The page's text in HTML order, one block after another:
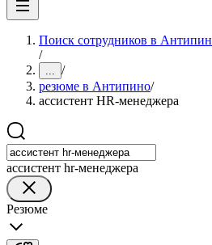
Поиск сотрудников в
/
... /
резюме в Антипино/
ассистент HR-менеджера
ассистент hr-менеджера
Резюме